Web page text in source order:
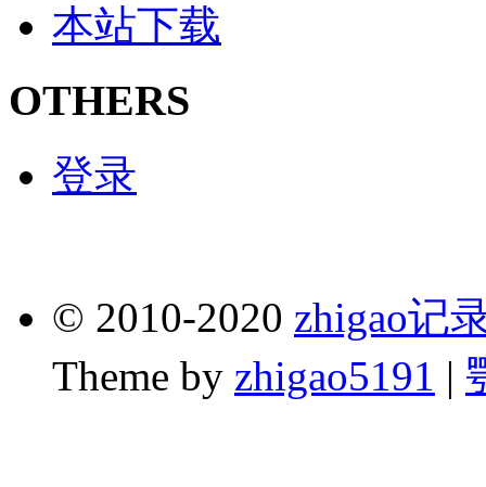
本站下载
OTHERS
登录
© 2010-2020 zhigao记
Theme by zhigao5191 |